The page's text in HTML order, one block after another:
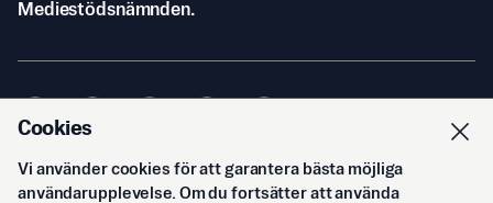
Mediestödsnämnden.
© Svenska Epoch Times AB2026
Cookies
Vi använder cookies för att garantera bästa möjliga
användarupplevelse. Om du fortsätter att använda